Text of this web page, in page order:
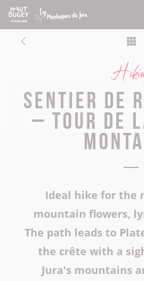
Sentier de
– Tour de
Ideal hike for the
mountain flowers,
The path leads to
the crête with a
Jura's mountains